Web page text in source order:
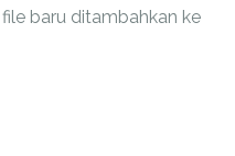
baru ditambahkan ke